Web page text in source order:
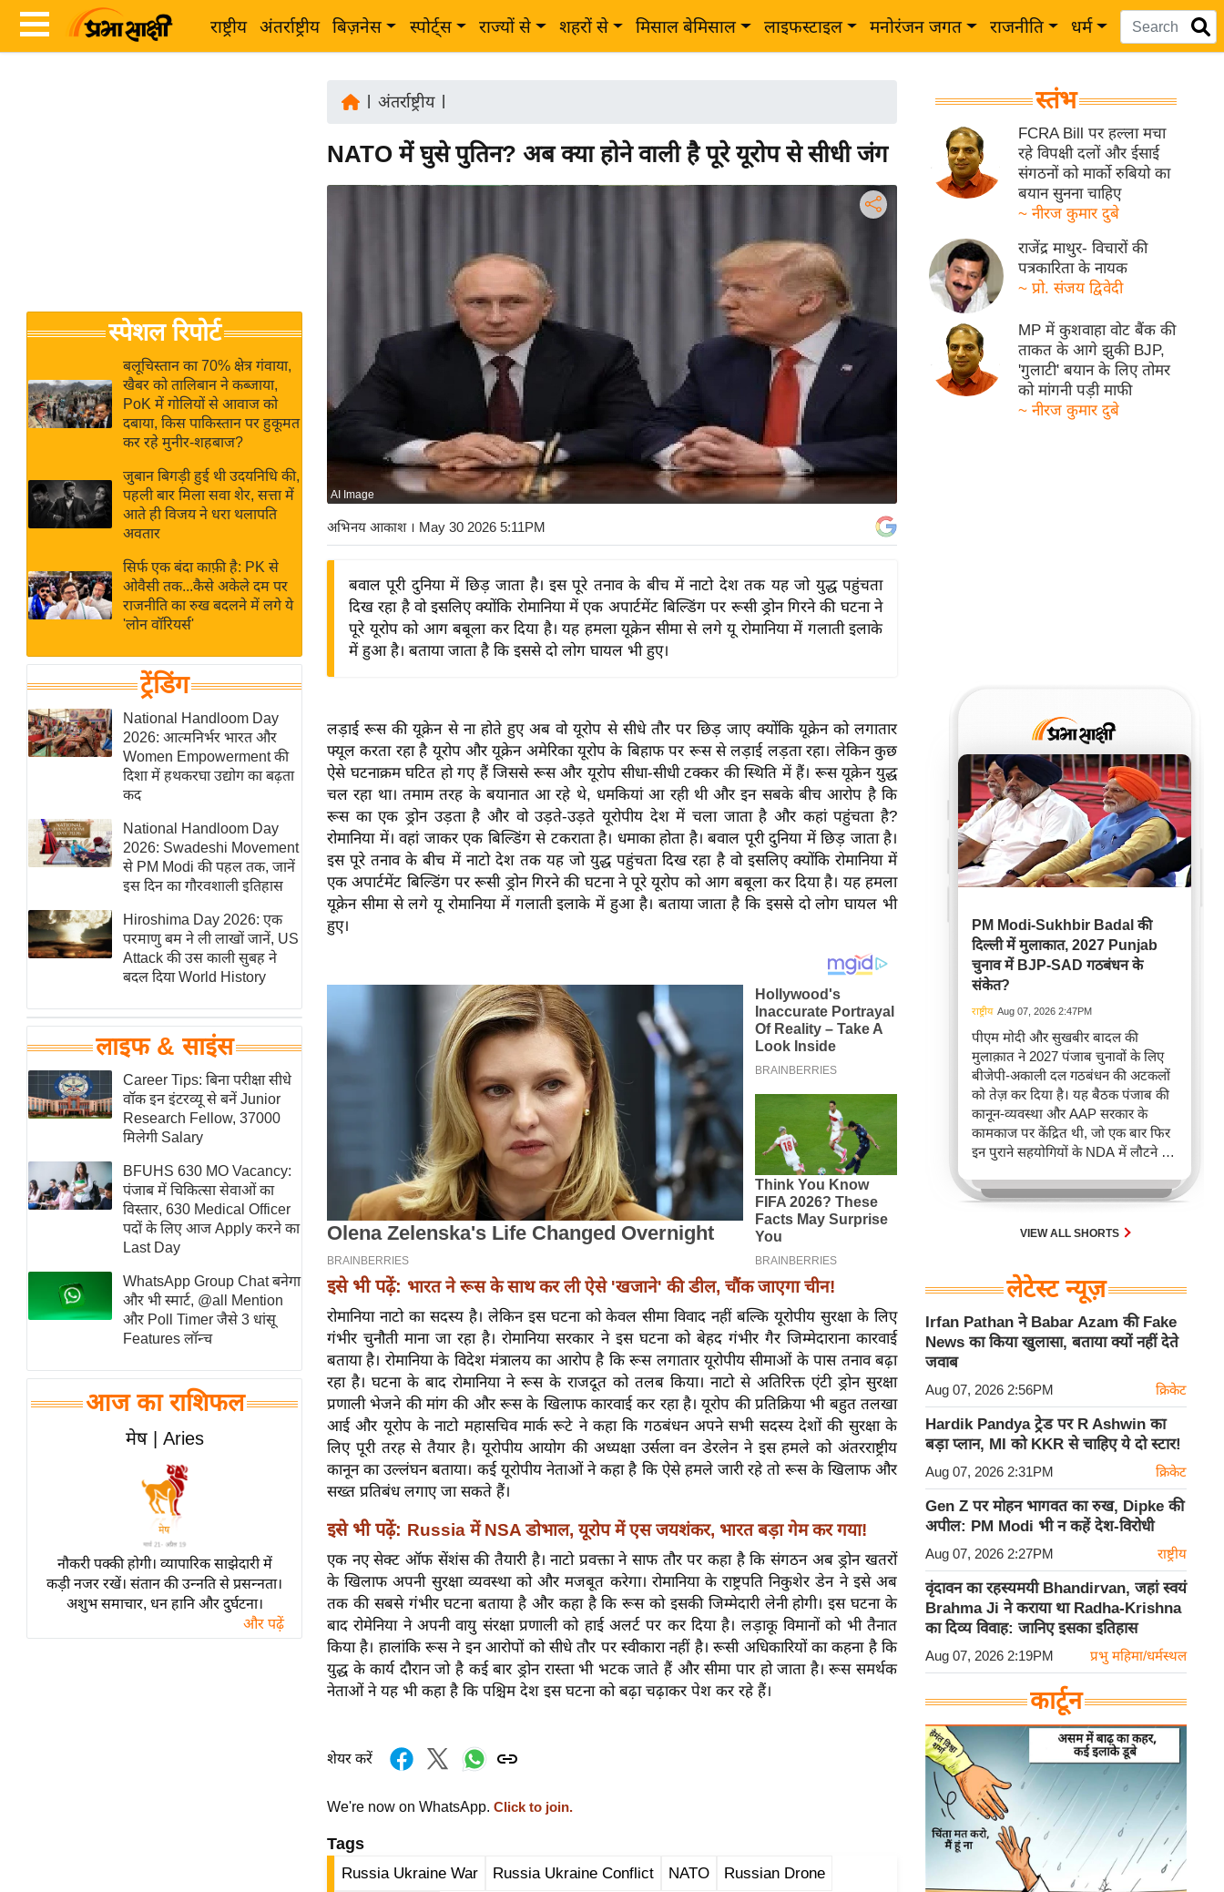
राष्ट्रीय अंतर्राष्ट्रीय बिज़नेस स्पोर्ट्स राज्यों से शहरों से मिसाल बेमिसाल लाइफस्टाइल मनोरंजन जगत राजनीति धर्म
Breaking
News in
Hindi
Hindi
Videos
जगत
राय
बजट
IPL
2026
ई-पेपर
मिसाल बेमिसाल
शख्सियत
यंग इंडिया
साहित्य जगत
ऑटो वर्ल्ड
न्यूज ब्रीफ
मनोरंजन जगत
बॉलीवुड
हॉलीवुड
फिल्म समीक्षा
Breaking
News
लाइफस्टाइल
टेक्नॉलॉजी
घरेलू नुस्खे
पर्यटन स्थल
फिटनेस मंत्रा
रिलेशनशिप
राजनीति
विश्लेषण
समसामयिक
मातृभूमि
एम.
आर.
आई.
समीक्षा
धर्म
ज्योतिष
त्योहार
राशिफल
विशेष
विश्लेषण
स्पेशल रिपोर्ट
बलूचिस्तान का 70% क्षेत्र गंवाया,
खैबर को तालिबान ने कब्जाया,
PoK में गोलियों से आवाज को
दबाया, किस पाकिस्तान पर हुकूमत
कर रहे मुनीर-शहबाज?
जुबान बिगड़ी हुई थी उदयनिधि की,
पहली बार मिला सवा शेर, सत्ता में
आते ही विजय ने धरा थलापति
अवतार
सिर्फ एक बंदा काफ़ी है: PK से
ओवैसी तक...कैसे अकेले दम पर
राजनीति का रुख बदलने में लगे ये
'लोन वॉरियर्स'
ट्रेंडिंग
National Handloom Day
2026: आत्मनिर्भर भारत और
Women Empowerment की
दिशा में हथकरघा उद्योग का बढ़ता
कद
National Handloom Day
2026: Swadeshi Movement
से PM Modi की पहल तक, जानें
इस दिन का गौरवशाली इतिहास
Hiroshima Day 2026: एक
परमाणु बम ने ली लाखों जानें, US
Attack की उस काली सुबह ने
बदल दिया World History
लाइफ & साइंस
Career Tips: बिना परीक्षा सीधे
वॉक इन इंटरव्यू से बनें Junior
Research Fellow, 37000
मिलेगी Salary
BFUHS 630 MO Vacancy:
पंजाब में चिकित्सा सेवाओं का
विस्तार, 630 Medical Officer
पदों के लिए आज Apply करने का
Last Day
WhatsApp Group Chat बनेगा
और भी स्मार्ट, @all Mention
और Poll Timer जैसे 3 धांसू
Features लॉन्च
आज का राशिफल
मेष | Aries
नौकरी पक्की होगी। व्यापारिक साझेदारी में
कड़ी नजर रखें। संतान की उन्नति से प्रसन्नता।
अशुभ समाचार, धन हानि और दुर्घटना।
और पढ़ें
अंतर्राष्ट्रीय|
NATO में घुसे पुतिन? अब क्या होने वाली है पूरे यूरोप से सीधी जंग
AI Image
अभिनय आकाश। May 30 2026 5:11PM
बवाल पूरी दुनिया में छिड़ जाता है। इस पूरे तनाव के बीच में नाटो देश तक यह जो युद्ध पहुंचता
दिख रहा है वो इसलिए क्योंकि रोमानिया में एक अपार्टमेंट बिल्डिंग पर रूसी ड्रोन गिरने की घटना ने
पूरे यूरोप को आग बबूला कर दिया है। यह हमला यूक्रेन सीमा से लगे यू रोमानिया में गलाती इलाके
में हुआ है। बताया जाता है कि इससे दो लोग घायल भी हुए।
लड़ाई रूस की यूक्रेन से ना होते हुए अब वो यूरोप से सीधे तौर पर छिड़ जाए क्योंकि यूक्रेन को लगातार
फ्यूल करता रहा है यूरोप और यूक्रेन अमेरिका यूरोप के बिहाफ पर रूस से लड़ाई लड़ता रहा। लेकिन कुछ
ऐसे घटनाक्रम घटित हो गए हैं जिससे रूस और यूरोप सीधा-सीधी टक्कर की स्थिति में हैं। रूस यूक्रेन युद्ध
चल रहा था। तमाम तरह के बयानात आ रहे थे, धमकियां आ रही थी और इन सबके बीच आरोप है कि
रूस का एक ड्रोन उड़ता है और वो उड़ते-उड़ते यूरोपीय देश में चला जाता है और कहां पहुंचता है?
रोमानिया में। वहां जाकर एक बिल्डिंग से टकराता है। धमाका होता है। बवाल पूरी दुनिया में छिड़ जाता है।
इस पूरे तनाव के बीच में नाटो देश तक यह जो युद्ध पहुंचता दिख रहा है वो इसलिए क्योंकि रोमानिया में
एक अपार्टमेंट बिल्डिंग पर रूसी ड्रोन गिरने की घटना ने पूरे यूरोप को आग बबूला कर दिया है। यह हमला
यूक्रेन सीमा से लगे यू रोमानिया में गलाती इलाके में हुआ है। बताया जाता है कि इससे दो लोग घायल भी
हुए।
इसे भी पढ़ें: भारत ने रूस के साथ कर ली ऐसे 'खजाने' की डील, चौंक जाएगा चीन!
रोमानिया नाटो का सदस्य है। लेकिन इस घटना को केवल सीमा विवाद नहीं बल्कि यूरोपीय सुरक्षा के लिए
गंभीर चुनौती माना जा रहा है। रोमानिया सरकार ने इस घटना को बेहद गंभीर गैर जिम्मेदाराना कारवाई
बताया है। रोमानिया के विदेश मंत्रालय का आरोप है कि रूस लगातार यूरोपीय सीमाओं के पास तनाव बढ़ा
रहा है। घटना के बाद रोमानिया ने रूस के राजदूत को तलब किया। नाटो से अतिरिक्त एंटी ड्रोन सुरक्षा
प्रणाली भेजने की मांग की और रूस के खिलाफ कारवाई कर रहा है। यूरोप की प्रतिक्रिया भी बहुत तलखा
आई और यूरोप के नाटो महासचिव मार्क रूटे ने कहा कि गठबंधन अपने सभी सदस्य देशों की सुरक्षा के
लिए पूरी तरह से तैयार है। यूरोपीय आयोग की अध्यक्षा उर्सला वन डेरलेन ने इस हमले को अंतरराष्ट्रीय
कानून का उल्लंघन बताया। कई यूरोपीय नेताओं ने कहा है कि ऐसे हमले जारी रहे तो रूस के खिलाफ और
सख्त प्रतिबंध लगाए जा सकते हैं।
इसे भी पढ़ें: Russia में NSA डोभाल, यूरोप में एस जयशंकर, भारत बड़ा गेम कर गया!
एक नए सेक्ट ऑफ सेंशंस की तैयारी है। नाटो प्रवक्ता ने साफ तौर पर कहा है कि संगठन अब ड्रोन खतरों
के खिलाफ अपनी सुरक्षा व्यवस्था को और मजबूत करेगा। रोमानिया के राष्ट्रपति निकुशेर डेन ने इसे अब
तक की सबसे गंभीर घटना बताया है और कहा है कि रूस को इसकी जिम्मेदारी लेनी होगी। इस घटना के
बाद रोमेनिया ने अपनी वायु संरक्षा प्रणाली को हाई अलर्ट पर कर दिया है। लड़ाकू विमानों को भी तैनात
किया है। हालांकि रूस ने इन आरोपों को सीधे तौर पर स्वीकारा नहीं है। रूसी अधिकारियों का कहना है कि
युद्ध के कार्य दौरान जो है कई बार ड्रोन रास्ता भी भटक जाते हैं और सीमा पार हो जाता है। रूस समर्थक
नेताओं ने यह भी कहा है कि पश्चिम देश इस घटना को बढ़ा चढ़ाकर पेश कर रहे हैं।
शेयर करें
We're now on WhatsApp. Click to join.
Tags
Russia Ukraine War Russia Ukraine Conflict NATO Russian Drone
स्तंभ
FCRA Bill पर हल्ला मचा
रहे विपक्षी दलों और ईसाई
संगठनों को मार्को रुबियो का
बयान सुनना चाहिए
~ नीरज कुमार दुबे
राजेंद्र माथुर- विचारों की
पत्रकारिता के नायक
~ प्रो. संजय द्विवेदी
MP में कुशवाहा वोट बैंक की
ताकत के आगे झुकी BJP,
'गुलाटी' बयान के लिए तोमर
को मांगनी पड़ी माफी
~ नीरज कुमार दुबे
PM Modi-Sukhbir Badal की
दिल्ली में मुलाकात, 2027 Punjab
चुनाव में BJP-SAD गठबंधन के
संकेत?
राष्ट्रीय Aug 07, 2026 2:47PM
पीएम मोदी और सुखबीर बादल की
मुलाक़ात ने 2027 पंजाब चुनावों के लिए
बीजेपी-अकाली दल गठबंधन की अटकलों
को तेज़ कर दिया है। यह बैठक पंजाब की
कानून-व्यवस्था और AAP सरकार के
कामकाज पर केंद्रित थी, जो एक बार फिर
इन पुराने सहयोगियों के NDA में लौटने की
2022 और 2024 में अलग-अलग चुनाव
को देखते हुए।VIEW ALL SHORTS
लेटेस्ट न्यूज़
Irfan Pathan ने Babar Azam की Fake
News का किया खुलासा, बताया क्यों नहीं देते
जवाब
Aug 07, 2026 2:56PM क्रिकेट
Hardik Pandya ट्रेड पर R Ashwin का
बड़ा प्लान, MI को KKR से चाहिए ये दो स्टार!
Aug 07, 2026 2:31PM क्रिकेट
Gen Z पर मोहन भागवत का रुख, Dipke की
अपील: PM Modi भी न कहें देश-विरोधी
Aug 07, 2026 2:27PM राष्ट्रीय
वृंदावन का रहस्यमयी Bhandirvan, जहां स्वयं
Brahma Ji ने कराया था Radha-Krishna
का दिव्य विवाह: जानिए इसका इतिहास
Aug 07, 2026 2:19PM प्रभु महिमा/धर्मस्थल
कार्टून